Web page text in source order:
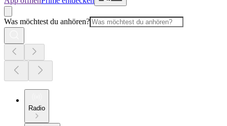
Was möchtest du anhören?
Radio